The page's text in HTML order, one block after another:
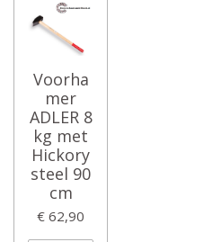
Voorha
mer
ADLER 8
kg met
Hickory
steel 90
cm
€ 62,90